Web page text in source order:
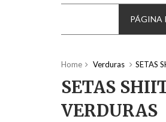
PÁGINA
Home Verduras SETAS
SETAS
VERDURAS